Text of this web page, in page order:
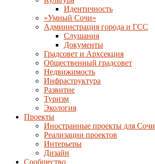
Идентичность
«Умный Сочи»
Администрация города и ГСС
Слушания
Документы
Градсовет и Архсекция
Общественный градсовет
Недвижимость
Инфраструктура
Развитие
Туризм
Экология
Проекты
Иностранные проекты для Сочи
Реализации проектов
Интерьеры
Дизайн
Сообщество